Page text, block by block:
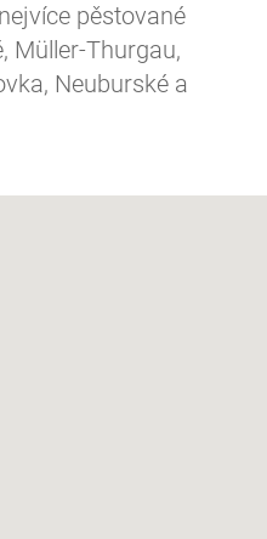
pěstované
Müller-Thurgau,
Neuburské a